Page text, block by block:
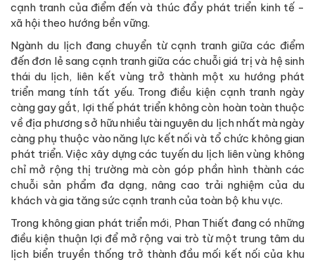
cạnh tranh của điểm đến và thúc đẩy phát triển kinh tế -
xã hội theo hướng bền vững.
Ngành du lịch đang chuyển từ cạnh tranh giữa các điểm
đến đơn lẻ sang cạnh tranh giữa các chuỗi giá trị và hệ sinh
thái du lịch, liên kết vùng trở thành một xu hướng phát
triển mang tính tất yếu. Trong điều kiện cạnh tranh ngày
càng gay gắt, lợi thế phát triển không còn hoàn toàn thuộc
về địa phương sở hữu nhiều tài nguyên du lịch nhất mà ngày
càng phụ thuộc vào năng lực kết nối và tổ chức không gian
phát triển. Việc xây dựng các tuyến du lịch liên vùng không
chỉ mở rộng thị trường mà còn góp phần hình thành các
chuỗi sản phẩm đa dạng, nâng cao trải nghiệm của du
khách và gia tăng sức cạnh tranh của toàn bộ khu vực.
Trong không gian phát triển mới, Phan Thiết đang có những
điều kiện thuận lợi để mở rộng vai trò từ một trung tâm du
lịch biển truyền thống trở thành đầu mối kết nối của khu